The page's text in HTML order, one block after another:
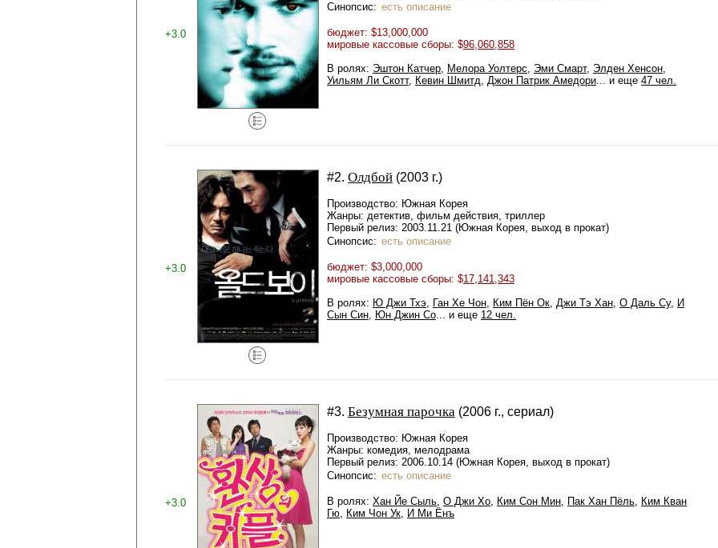
+3.0
Синопсис: есть описание
бюджет: $13,000,000
мировые кассовые сборы: $96,060,858
В ролях: Эштон Катчер, Мелора Уолтерс, Эми Смарт, Элден Хенсон,
Уильям Ли Скотт, Кевин Шмитд, Джон Патрик Амедори... и еще 47 чел.
+3.0
#2. Олдбой (2003 г.)
Производство: Южная Корея
Жанры: детектив, фильм действия, триллер
Первый релиз: 2003.11.21 (Южная Корея, выход в прокат)
Синопсис: есть описание
бюджет: $3,000,000
мировые кассовые сборы: $17,141,343
В ролях: Ю Джи Тхэ, Ган Хе Чон, Ким Пён Ок, Джи Тэ Хан, О Даль Су, И
Сын Син, Юн Джин Со... и еще 12 чел.
+3.0
#3. Безумная парочка (2006 г., сериал)
Производство: Южная Корея
Жанры: комедия, мелодрама
Первый релиз: 2006.10.14 (Южная Корея, выход в прокат)
Синопсис: есть описание
В ролях: Хан Йе Сыль, О Джи Хо, Ким Сон Мин, Пак Хан Пёль, Ким Кван
Гю, Ким Чон Ук, И Ми Ёнъ